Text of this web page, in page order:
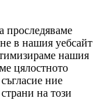
проследяваме
в нашия уебсайт
нашия
цялостното
ние
на този